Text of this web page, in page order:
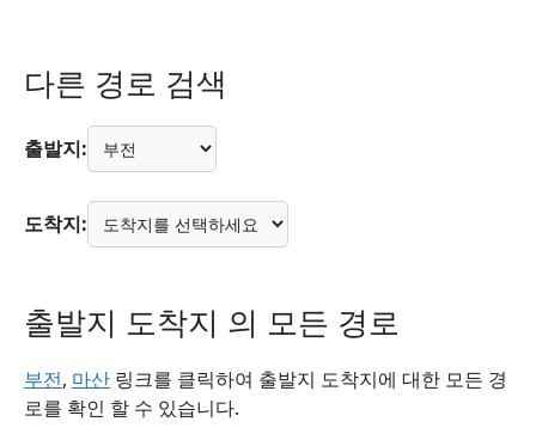
다른 경로 검색
출발지:
도착지:
출발지 도착지 의 모든 경로
부전, 마산 링크를 클릭하여 출발지 도착지에 대한 모든 경
로를 확인 할 수 있습니다.